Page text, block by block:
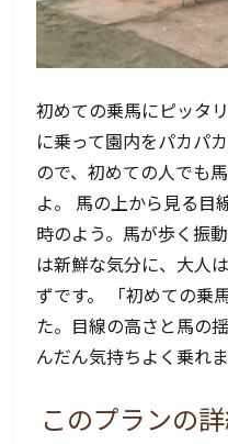
初めての乗馬にピッタ
に乗って園内をパカパ
ので、初めての人でも
よ。 馬の上から見る目
時のよう。馬が歩く振
は新鮮な気分に、大人
ずです。 「初めての乗
た。目線の高さと馬の
んだん気持ちよく乗れ
このプランの